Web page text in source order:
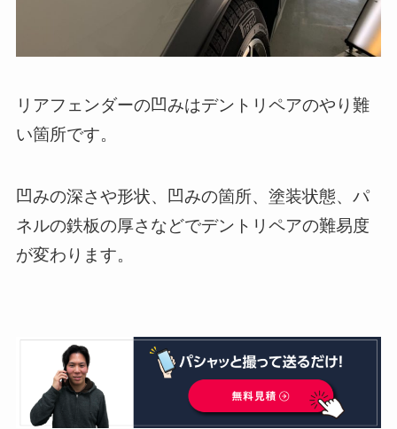
リアフェンダーの凹みはデントリペアのやり難
い箇所です。
凹みの深さや形状、凹みの箇所、塗装状態、パ
ネルの鉄板の厚さなどでデントリペアの難易度
が変わります。